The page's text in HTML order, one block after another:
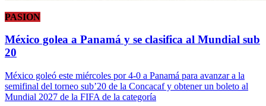
PASION
México golea a Panamá y se clasifica al Mundial sub
20
México goleó este miércoles por 4-0 a Panamá para avanzar a la
semifinal del torneo sub’20 de la Concacaf y obtener un boleto al
Mundial 2027 de la FIFA de la categoría